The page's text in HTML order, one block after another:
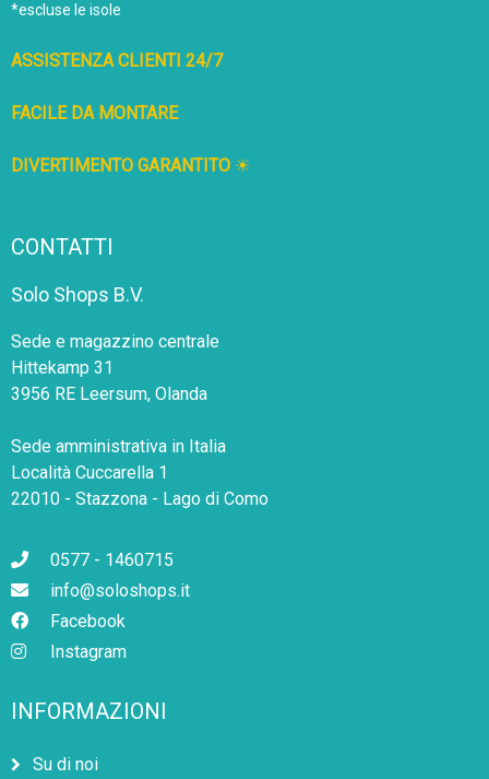
*escluse le isole
ASSISTENZA CLIENTI 24/7
FACILE DA MONTARE
DIVERTIMENTO GARANTITO ☀
CONTATTI
Solo Shops B.V.
Sede e magazzino centrale
Hittekamp 31
3956 RE Leersum, Olanda
Sede amministrativa in Italia
Località Cuccarella 1
22010 - Stazzona - Lago di Como
0577 - 1460715
info@soloshops.it
Facebook
Instagram
INFORMAZIONI
Su di noi